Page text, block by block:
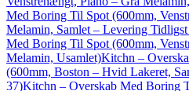
Med Boring Til Spot (600mm,
Melamin, Samlet – Levering
Med Boring Til Spot (600mm,
Melamin, Usamlet)Kitchn –
(600mm, Boston – Hvid Lakeret,
37)Kitchn – Overskab Med Boring